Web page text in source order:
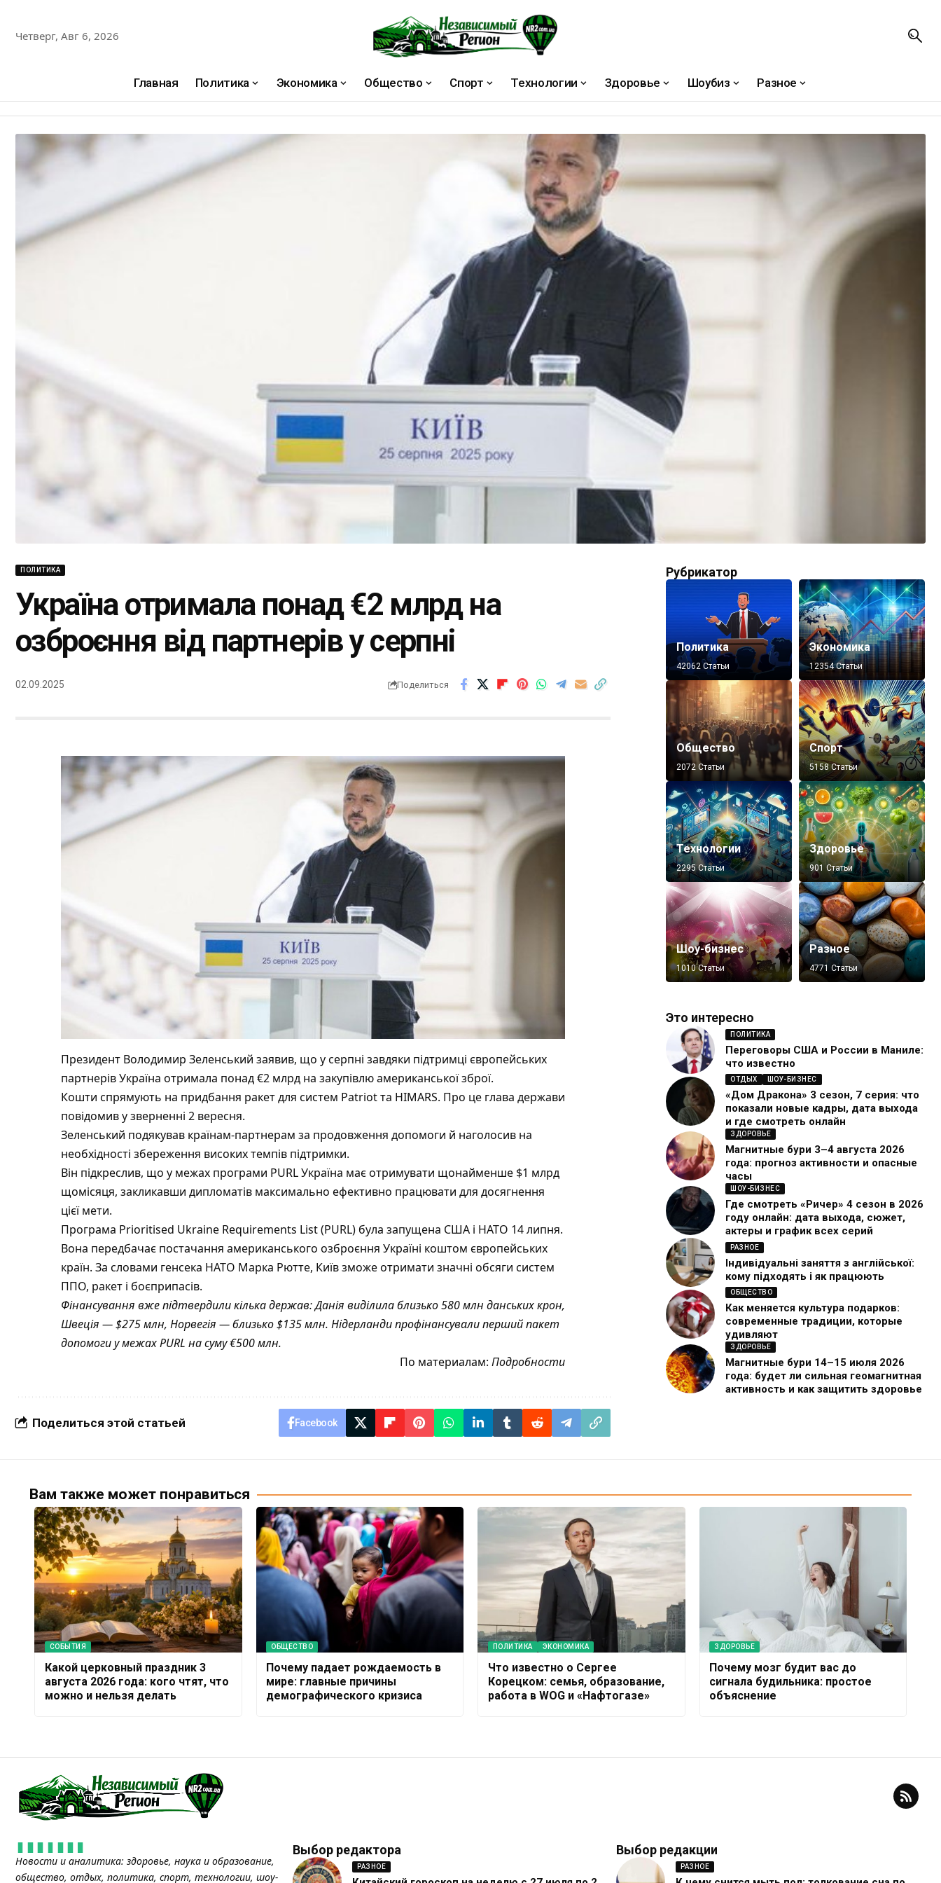
Четверг, Авг 6, 2026
Главная Политика Экономика Общество Спорт Технологии Здоровье Шоубиз Разное
ПОЛИТИКА
Україна отримала понад €2 млрд на
озброєння від партнерів у серпні
02.09.2025 Поделиться
Президент Володимир Зеленський заявив, що у серпні завдяки підтримці європейських
партнерів Україна отримала понад €2 млрд на закупівлю американської зброї.
Кошти спрямують на придбання ракет для систем Patriot та HIMARS. Про це глава держави
повідомив у зверненні 2 вересня.
Зеленський подякував країнам-партнерам за продовження допомоги й наголосив на
необхідності збереження високих темпів підтримки.
Він підкреслив, що у межах програми PURL Україна має отримувати щонайменше $1 млрд
щомісяця, закликавши дипломатів максимально ефективно працювати для досягнення
цієї мети.
Програма Prioritised Ukraine Requirements List (PURL) була запущена США і НАТО 14 липня.
Вона передбачає постачання американського озброєння Україні коштом європейських
країн. За словами генсека НАТО Марка Рютте, Київ зможе отримати значні обсяги систем
ППО, ракет і боєприпасів.
Фінансування вже підтвердили кілька держав: Данія виділила близько 580 млн данських крон,
Швеція — $275 млн, Норвегія — близько $135 млн. Нідерланди профінансували перший пакет
допомоги у межах PURL на суму €500 млн.
По материалам: Подробности
Поделиться этой статьей Facebook
Рубрикатор
Политика
42062 Статьи
Экономика
12354 Статьи
Общество
2072 Статьи
Спорт
5158 Статьи
Технологии
2295 Статьи
Здоровье
901 Статьи
Шоу-бизнес
1010 Статьи
Разное
4771 Статьи
Это интересно
ПОЛИТИКА
Переговоры США и России в Маниле:
что известно
ОТДЫХ ШОУ-БИЗНЕС
«Дом Дракона» 3 сезон, 7 серия: что
показали новые кадры, дата выхода
и где смотреть онлайн
ЗДОРОВЬЕ
Магнитные бури 3–4 августа 2026
года: прогноз активности и опасные
часы
ШОУ-БИЗНЕС
Где смотреть «Ричер» 4 сезон в 2026
году онлайн: дата выхода, сюжет,
актеры и график всех серий
РАЗНОЕ
Індивідуальні заняття з англійської:
кому підходять і як працюють
ОБЩЕСТВО
Как меняется культура подарков:
современные традиции, которые
удивляют
ЗДОРОВЬЕ
Магнитные бури 14–15 июля 2026
года: будет ли сильная геомагнитная
активность и как защитить здоровье
Вам также может понравиться
СОБЫТИЯ
Какой церковный праздник 3
августа 2026 года: кого чтят, что
можно и нельзя делать
ОБЩЕСТВО
Почему падает рождаемость в
мире: главные причины
демографического кризиса
ПОЛИТИКА ЭКОНОМИКА
Что известно о Сергее
Корецком: семья, образование,
работа в WOG и «Нафтогазе»
ЗДОРОВЬЕ
Почему мозг будит вас до
сигнала будильника: простое
объяснение
Новости и аналитика: здоровье, наука и образование,
общество, отдых, политика, спорт, технологии, шоу-
Выбор редактора
РАЗНОЕ
Выбор редакции
РАЗНОЕ